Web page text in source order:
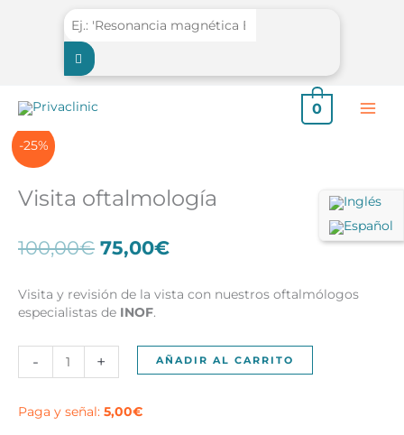
0
-25%
Visita oftalmología
100,00€ El
precio
era:
100,00€.
75,00€El
es:
Visita y revisión de la vista con nuestros oftalmólogos
especialistas de INOF.
- + AÑADIR AL CARRITO
Paga y señal: 5,00€